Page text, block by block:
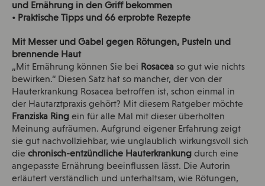
und Ernährung in den Griff bekommen
• Praktische Tipps und 66 erprobte Rezepte
Mit Messer und Gabel gegen Rötungen, Pusteln und
brennende Haut
„Mit Ernährung können Sie bei Rosaceaso gut wie nichts
bewirken.“ Diesen Satz hat so mancher, der von der
Hauterkrankung Rosacea betroffen ist, schon einmal in
der Hautarztpraxis gehört? Mit diesem Ratgeber möchte
Franziska Ringein für alle Mal mit dieser überholten
Meinung aufräumen. Aufgrund eigener Erfahrung zeigt
sie gut nachvollziehbar, wie unglaublich wirkungsvoll sich
die chronisch-entzündliche Hauterkrankungdurch eine
angepasste Ernährung beeinflussen lässt. Die Autorin
erläutert verständlich und unterhaltsam, wie Rötungen,